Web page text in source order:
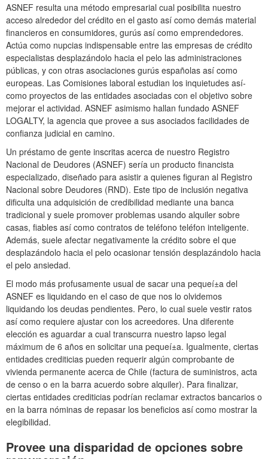
ASNEF resulta una método empresarial cual posibilita nuestro
acceso alrededor del crédito en el gasto así­ como demás material
financieros en consumidores, gurús así­ como emprendedores.
Actúa como nupcias indispensable entre las empresas de crédito
especialistas desplazándolo hacia el pelo las administraciones
públicas, y con otras asociaciones gurús españolas así­ como
europeas. Las Comisiones laboral estudian los inquietudes así­
como proyectos de las entidades asociadas con el objetivo sobre
mejorar el actividad. ASNEF asimismo hallan fundado ASNEF
LOGALTY, la agencia que provee a sus asociados facilidades de
confianza judicial en camino.
Un préstamo de gente inscritas acerca de nuestro Registro
Nacional de Deudores (ASNEF) serí­a un producto financista
especializado, diseñado para asistir a quienes figuran al Registro
Nacional sobre Deudores (RND). Este tipo de inclusión negativa
dificulta una adquisición de credibilidad mediante una banca
tradicional y suele promover problemas usando alquiler sobre
casas, fiables así­ como contratos de teléfono teléfon inteligente.
Además, suele afectar negativamente la crédito sobre el que
desplazándolo hacia el pelo ocasionar tensión desplazándolo hacia
el pelo ansiedad.
El modo más profusamente usual de sacar una pequeí±a del
ASNEF es liquidando en el caso de que nos lo olvidemos
liquidando los deudas pendientes. Pero, lo cual suele vestir ratos
así­ como requiere ajustar con los acreedores. Una diferente
elección es aguardar a cual transcurra nuestro lapso legal
máximum de 6 años en solicitar una pequeí±a. Igualmente, ciertas
entidades crediticias pueden requerir algún comprobante de
vivienda permanente acerca de Chile (factura de suministros, acta
de censo o en la barra acuerdo sobre alquiler). Para finalizar,
ciertas entidades crediticias podrían reclamar extractos bancarios o
en la barra nóminas de repasar los beneficios así­ como mostrar la
elegibilidad.
Provee una disparidad de opciones sobre